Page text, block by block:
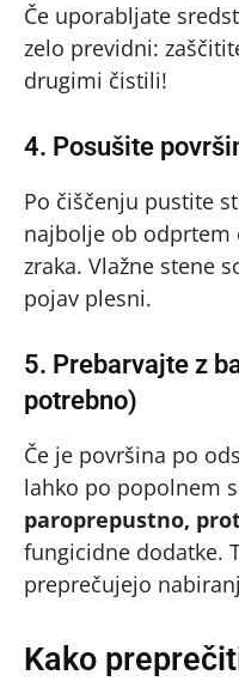
Če uporabljate
zelo previdni:
drugimi čistili!
4. Posušite
Po čiščenju pustite
najbolje ob odprtem
zraka. Vlažne stene
pojav plesni.
5. Prebarvajte z
potrebno)
Če je površina po
lahko po popolnem
paroprepustno,
fungicidne dodatke.
preprečujejo
Kako